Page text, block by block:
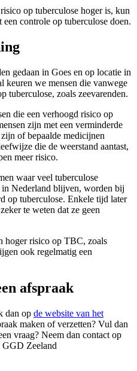
op tuberculose hoger is, kun
controle op tuberculose doen.
gedaan in Goes en op locatie in
keuren we mensen die vanwege
tuberculose, zoals zeevarenden.
die een verhoogd risico op
zijn met een verminderde
of bepaalde medicijnen
die de weerstand aantast,
meer risico.
waar veel tuberculose
Nederland blijven, worden bij
op tuberculose. Enkele tijd later
te weten dat ze geen
hoger risico op TBC, zoals
ook regelmatig een
afspraak
dan op de website van het
maken of verzetten? Vul dan
vraag? Neem dan contact op
GGD Zeeland